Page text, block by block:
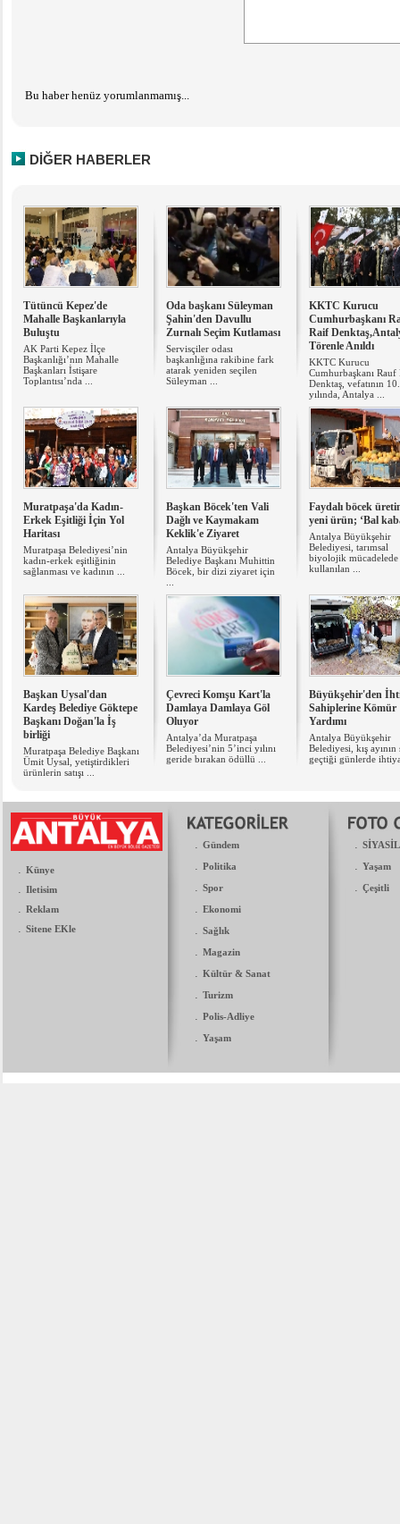
Bu haber henüz yorumlanmamış...
DİĞER HABERLER
Tütüncü Kepez'de
Mahalle Başkanlarıyla
Buluştu
AK Parti Kepez İlçe
Başkanlığı’nın Mahalle
Başkanları İstişare
Toplantısı’nda ...
Oda başkanı Süleyman
Şahin'den Davullu
Zurnalı Seçim Kutlaması
Servisçiler odası
başkanlığına rakibine fark
atarak yeniden seçilen
Süleyman ...
KKTC Kurucu
Cumhurbaşkanı
Raif
Törenle Anıldı
KKTC Kurucu
Cumhurbaşkanı Rauf
Denktaş, vefatının 10.
yılında, Antalya ...
Muratpaşa'da Kadın-
Erkek Eşitliği İçin Yol
Haritası
Muratpaşa Belediyesi’nin
kadın-erkek eşitliğinin
sağlanması ve kadının ...
Başkan Böcek'ten Vali
Dağlı ve Kaymakam
Keklik'e Ziyaret
Antalya Büyükşehir
Belediye Başkanı Muhittin
Böcek, bir dizi ziyaret için
Faydalı böcek
yeni ürün; ‘Bal
Antalya Büyükşehir
Belediyesi, tarımsal
biyolojik mücadelede
kullanılan ...
Başkan Uysal'dan
Kardeş Belediye Göktepe
Başkanı Doğan'la İş
birliği
Muratpaşa Belediye Başkanı
Ümit Uysal, yetiştirdikleri
ürünlerin satışı ...
Çevreci Komşu Kart'la
Damlaya Damlaya Göl
Oluyor
Antalya’da Muratpaşa
Belediyesi’nin 5’inci yılını
geride bırakan ödüllü ...
Büyükşehir'den
Sahiplerine Kömür
Yardımı
Antalya Büyükşehir
Belediyesi, kış ayının
geçtiği günlerde
. Künye
. Iletisim
. Reklam
. Sitene EKle
. Gündem
. Politika
. Spor
. Ekonomi
. Sağlık
. Magazin
. Kültür & Sanat
. Turizm
. Polis-Adliye
. Yaşam
.
. Yaşam
. Çeşitli